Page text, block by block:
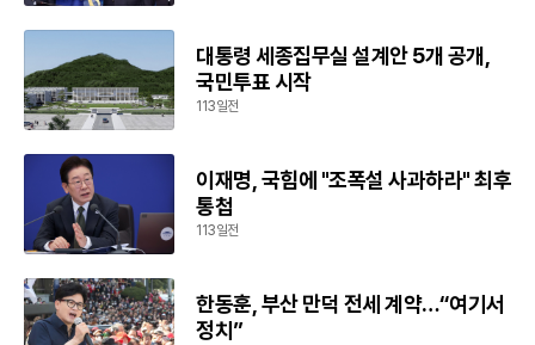
대통령 세종집무실 설계안 5개 공개,
국민투표 시작
113일전
이재명, 국힘에 "조폭설 사과하라" 최후
통첩
113일전
한동훈, 부산 만덕 전세 계약…“여기서
정치”